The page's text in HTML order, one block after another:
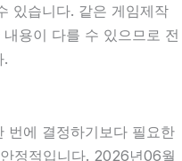
있습니다. 같은 게임제작
용이 다를 수 있으므로 전
.
번에 결정하기보다 필요한
정적입니다. 2026년06월